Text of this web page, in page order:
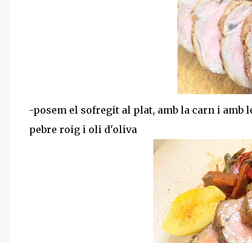
-posem el sofregit al plat, amb la carn i amb
pebre roig i oli d'oliva